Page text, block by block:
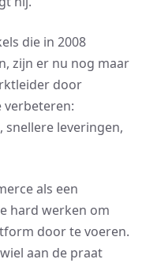
die in 2008
zijn er nu nog maar
door
verbeteren:
leveringen,
als een
hard werken om
door te voeren.
aan de praat